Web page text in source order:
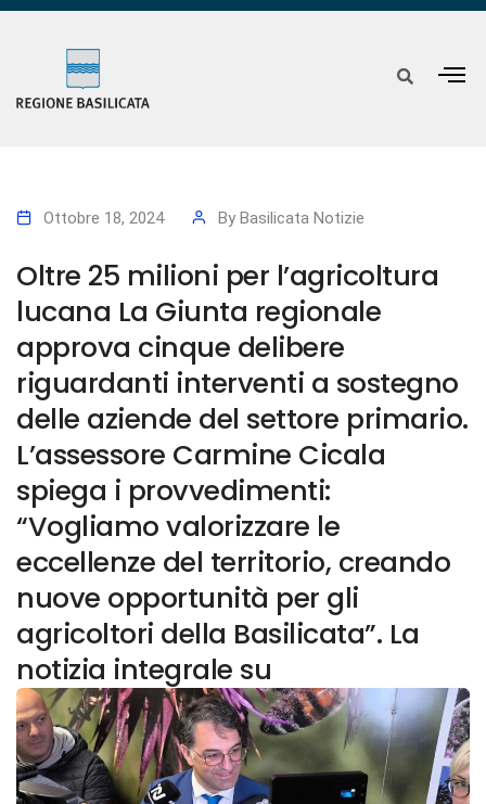
Ottobre 18, 2024 By Basilicata Notizie
Oltre 25 milioni per l’agricoltura
lucana La Giunta regionale
approva cinque delibere
riguardanti interventi a sostegno
delle aziende del settore primario.
L’assessore Carmine Cicala
spiega i provvedimenti:
“Vogliamo valorizzare le
eccellenze del territorio, creando
nuove opportunità per gli
agricoltori della Basilicata”. La
notizia integrale su